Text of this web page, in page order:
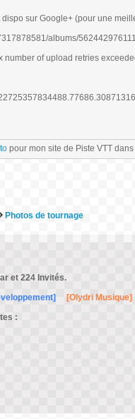
sur Google+ (pour une
albums/
number of upload retries
pour mon site de Piste VTT
Photos de tournage
et 224 Invités.
[Olydri Musique]
: